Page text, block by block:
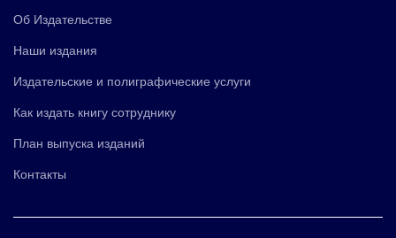
Об Издательстве
Наши издания
Издательские и полиграфические услуги
Как издать книгу сотруднику
План выпуска изданий
Контакты